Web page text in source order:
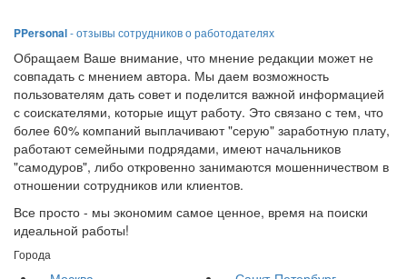
PPersonal- отзывы сотрудников о работодателях
Обращаем Ваше внимание, что мнение редакции может не
совпадать с мнением автора. Мы даем возможность
пользователям дать совет и поделится важной информацией
с соискателями, которые ищут работу. Это связано с тем, что
более 60% компаний выплачивают "серую" заработную плату,
работают семейными подрядами, имеют начальников
"самодуров", либо откровенно занимаются мошенничеством в
отношении сотрудников или клиентов.
Все просто - мы экономим самое ценное, время на поиски
идеальной работы!
Города